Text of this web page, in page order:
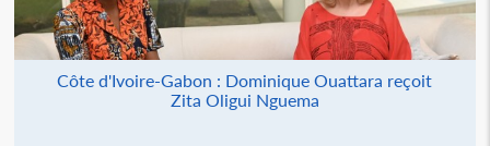
Côte d'Ivoire-Gabon : Dominique Ouattara reçoit
Zita Oligui Nguema